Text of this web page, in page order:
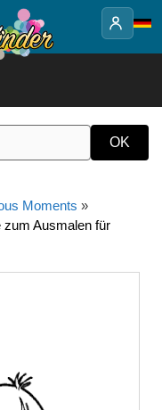
Moments »
Ausmalen für